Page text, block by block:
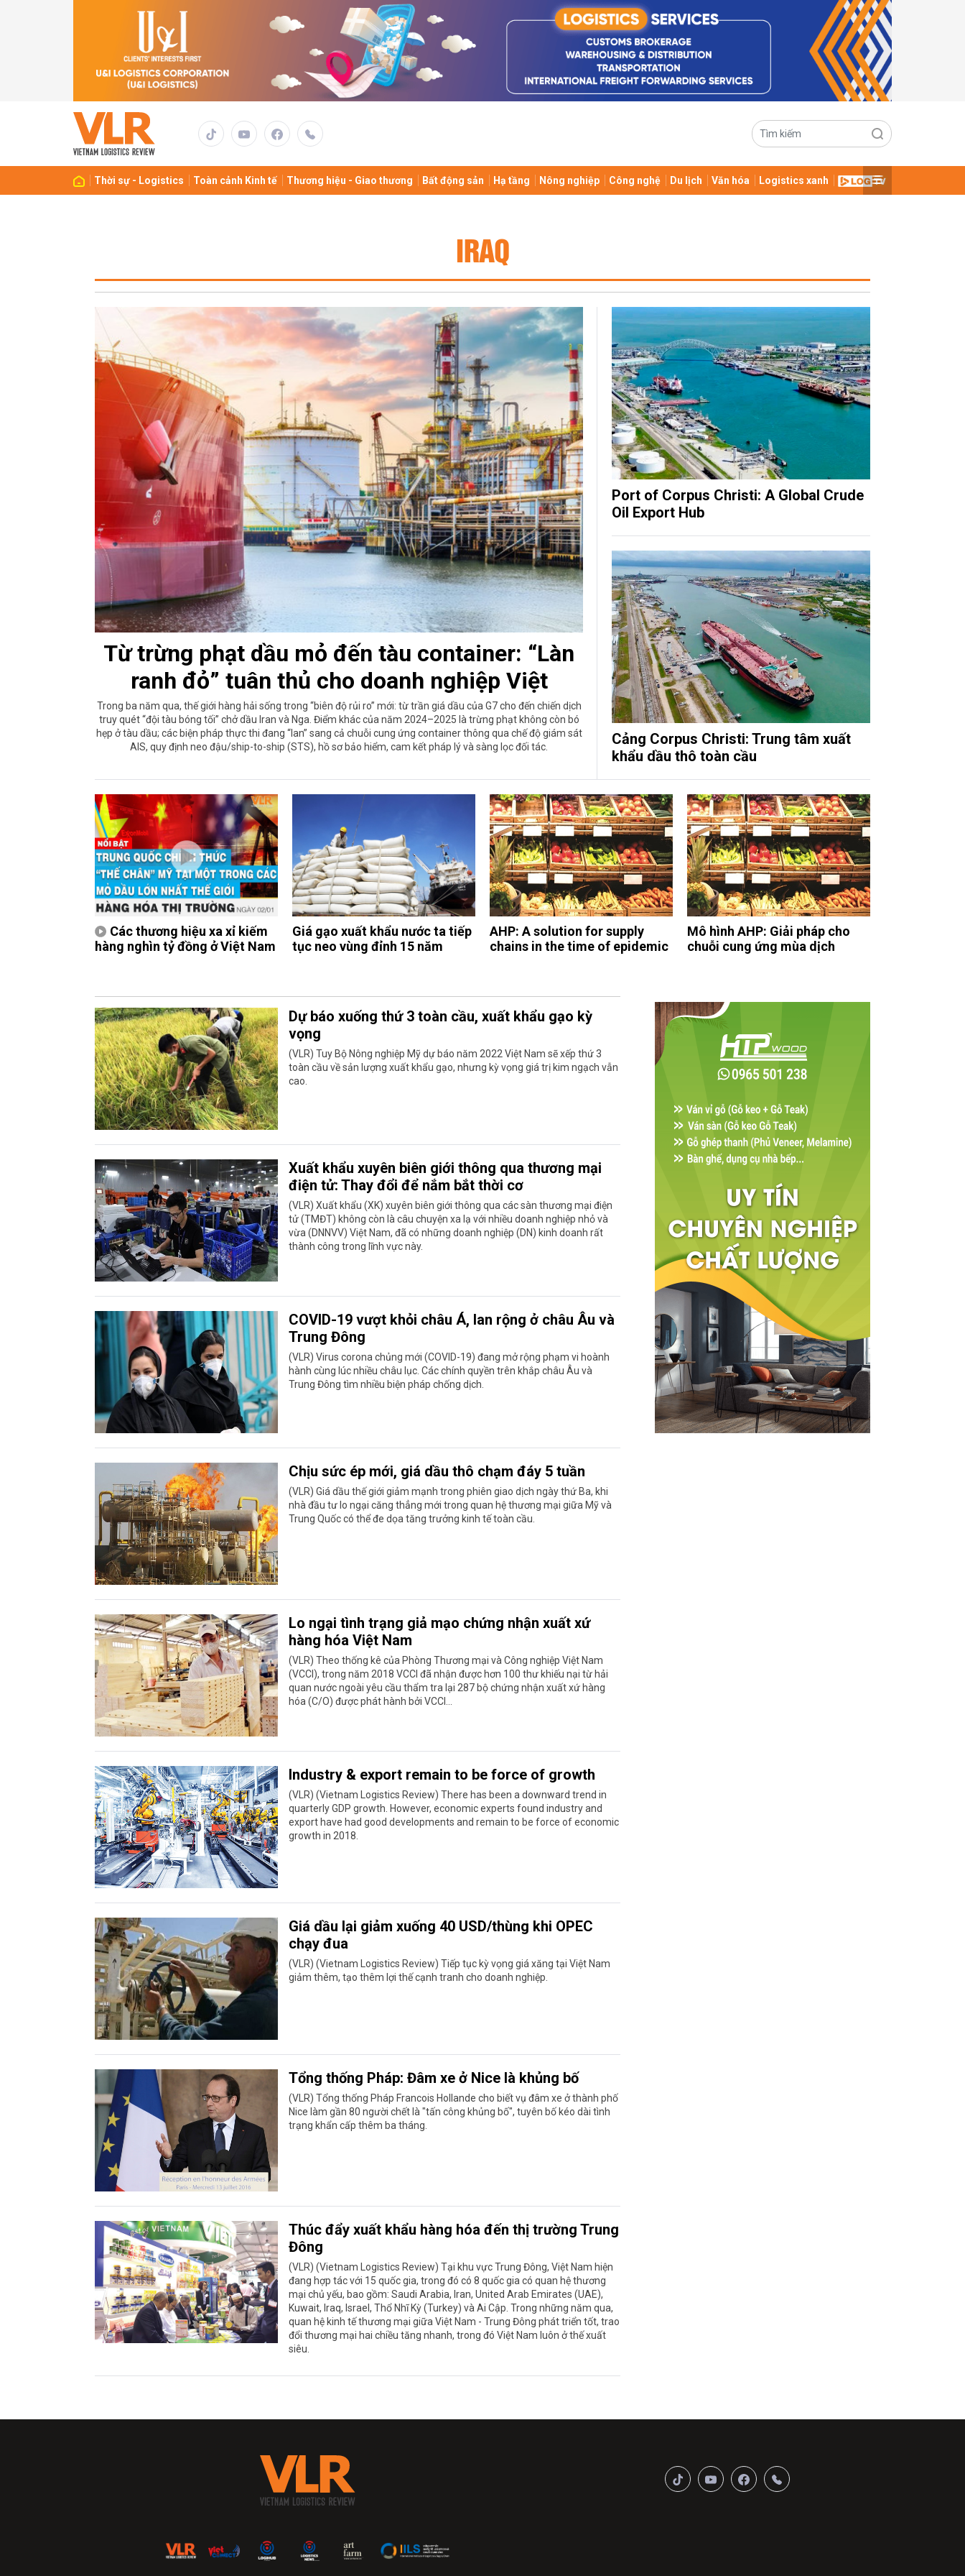
Thời sự - Logistics Toàn cảnh Kinh tế Thương hiệu - Giao thương Bất động sản Hạ tầng Nông nghiệp Công nghệ Du lịch Văn hóa Logistics xanh
IRAQ
Từ trừng phạt dầu mỏ đến tàu container: “Làn
ranh đỏ” tuân thủ cho doanh nghiệp Việt
Trong ba năm qua, thế giới hàng hải sống trong “biên độ rủi ro” mới: từ trần giá dầu của G7 cho đến chiến dịch
truy quét “đội tàu bóng tối” chở dầu Iran và Nga. Điểm khác của năm 2024–2025 là trừng phạt không còn bó
hẹp ở tàu dầu; các biện pháp thực thi đang “lan” sang cả chuỗi cung ứng container thông qua chế độ giám sát
AIS, quy định neo đậu/ship-to-ship (STS), hồ sơ bảo hiểm, cam kết pháp lý và sàng lọc đối tác.
Port of Corpus Christi: A Global Crude
Oil Export Hub
Cảng Corpus Christi: Trung tâm xuất
khẩu dầu thô toàn cầu
Các thương hiệu xa xỉ kiếm
hàng nghìn tỷ đồng ở Việt Nam
Giá gạo xuất khẩu nước ta tiếp
tục neo vùng đỉnh 15 năm
AHP: A solution for supply
chains in the time of epidemic
Mô hình AHP: Giải pháp cho
chuỗi cung ứng mùa dịch
Dự báo xuống thứ 3 toàn cầu, xuất khẩu gạo kỳ
vọng
(VLR) Tuy Bộ Nông nghiệp Mỹ dự báo năm 2022 Việt Nam sẽ xếp thứ 3
toàn cầu về sản lượng xuất khẩu gạo, nhưng kỳ vọng giá trị kim ngạch vẫn
cao.
Xuất khẩu xuyên biên giới thông qua thương mại
điện tử: Thay đổi để nắm bắt thời cơ
(VLR) Xuất khẩu (XK) xuyên biên giới thông qua các sàn thương mại điện
tử (TMĐT) không còn là câu chuyện xa lạ với nhiều doanh nghiệp nhỏ và
vừa (DNNVV) Việt Nam, đã có những doanh nghiệp (DN) kinh doanh rất
thành công trong lĩnh vực này.
COVID-19 vượt khỏi châu Á, lan rộng ở châu Âu và
Trung Đông
(VLR) Virus corona chủng mới (COVID-19) đang mở rộng phạm vi hoành
hành cùng lúc nhiều châu lục. Các chính quyền trên khắp châu Âu và
Trung Đông tìm nhiều biện pháp chống dịch.
Chịu sức ép mới, giá dầu thô chạm đáy 5 tuần
(VLR) Giá dầu thế giới giảm mạnh trong phiên giao dịch ngày thứ Ba, khi
nhà đầu tư lo ngại căng thẳng mới trong quan hệ thương mại giữa Mỹ và
Trung Quốc có thể đe dọa tăng trưởng kinh tế toàn cầu.
Lo ngại tình trạng giả mạo chứng nhận xuất xứ
hàng hóa Việt Nam
(VLR) Theo thống kê của Phòng Thương mại và Công nghiệp Việt Nam
(VCCI), trong năm 2018 VCCI đã nhận được hơn 100 thư khiếu nại từ hải
quan nước ngoài yêu cầu thẩm tra lại 287 bộ chứng nhận xuất xứ hàng
hóa (C/O) được phát hành bởi VCCI...
Industry & export remain to be force of growth
(VLR) (Vietnam Logistics Review) There has been a downward trend in
quarterly GDP growth. However, economic experts found industry and
export have had good developments and remain to be force of economic
growth in 2018.
​Giá dầu lại giảm xuống 40 USD/thùng khi OPEC
chạy đua
(VLR) (Vietnam Logistics Review) Tiếp tục kỳ vọng giá xăng tại Việt Nam
giảm thêm, tạo thêm lợi thế cạnh tranh cho doanh nghiệp.
Tổng thống Pháp: Đâm xe ở Nice là khủng bố
(VLR) Tổng thống Pháp Francois Hollande cho biết vụ đâm xe ở thành phố
Nice làm gần 80 người chết là "tấn công khủng bố", tuyên bố kéo dài tình
trạng khẩn cấp thêm ba tháng.
Thúc đẩy xuất khẩu hàng hóa đến thị trường Trung
Đông
(VLR) (Vietnam Logistics Review) Tại khu vực Trung Đông, Việt Nam hiện
đang hợp tác với 15 quốc gia, trong đó có 8 quốc gia có quan hệ thương
mại chủ yếu, bao gồm: Saudi Arabia, Iran, United Arab Emirates (UAE),
Kuwait, Iraq, Israel, Thổ Nhĩ Kỳ (Turkey) và Ai Cập. Trong những năm qua,
quan hệ kinh tế thương mại giữa Việt Nam - Trung Đông phát triển tốt, trao
đổi thương mại hai chiều tăng nhanh, trong đó Việt Nam luôn ở thế xuất
siêu.